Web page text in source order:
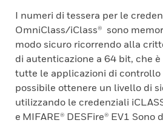
I numeri di tessera per le
OmniClass/iClass® sono
modo sicuro ricorrendo alla
di autenticazione a 64 bit, che
tutte le applicazioni di controllo
possibile ottenere un livello di
utilizzando le credenziali
e MIFARE® DESFire® EV1